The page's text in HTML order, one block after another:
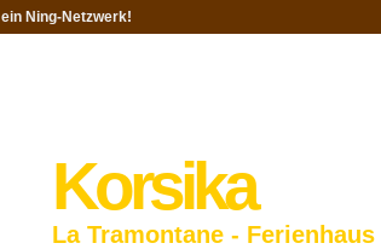
Ning-Netzwerk!
Korsika
La Tramontane -